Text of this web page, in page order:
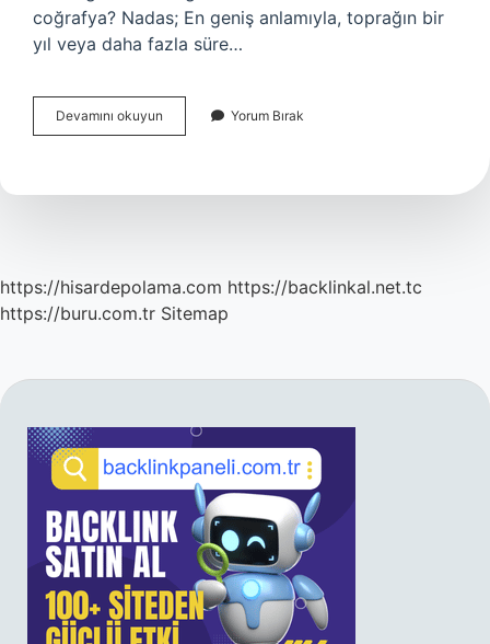
coğrafya? Nadas; En geniş anlamıyla, toprağın bir
yıl veya daha fazla süre…
Devamını okuyun
Yatırmak
Yorum Bırak
https://hisardepolama.com https://backlinkal.net.tc
https://buru.com.tr Sitemap
SIDEBAR